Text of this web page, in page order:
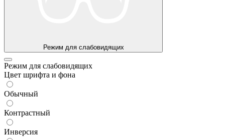
Режим для слабовидящих
Режим для слабовидящих
Цвет шрифта и фона
Обычный
Контрастный
Инверсия